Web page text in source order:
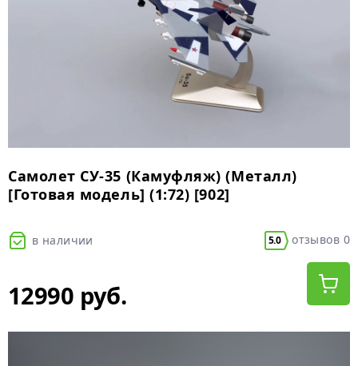
Самолет СУ-35 (Камуфляж) (Металл)
[Готовая модель] (1:72) [902]
в наличии 5.0 отзывов 0
12990 руб.